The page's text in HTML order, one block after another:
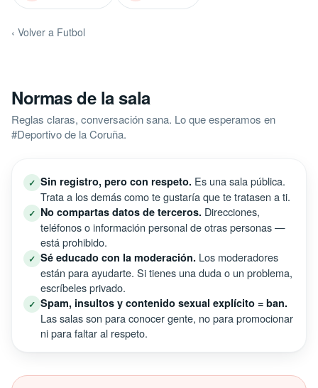
‹ Volver a Futbol
Normas de la sala
Reglas claras, conversación sana. Lo que esperamos en
#Deportivo de la Coruña.
✓ Sin registro, pero con respeto. Es una sala pública.
Trata a los demás como te gustaría que te tratasen a ti.
✓ No compartas datos de terceros. Direcciones,
teléfonos o información personal de otras personas —
está prohibido.
✓ Sé educado con la moderación. Los moderadores
están para ayudarte. Si tienes una duda o un problema,
escríbeles privado.
✓ Spam, insultos y contenido sexual explícito = ban.
Las salas son para conocer gente, no para promocionar
ni para faltar al respeto.